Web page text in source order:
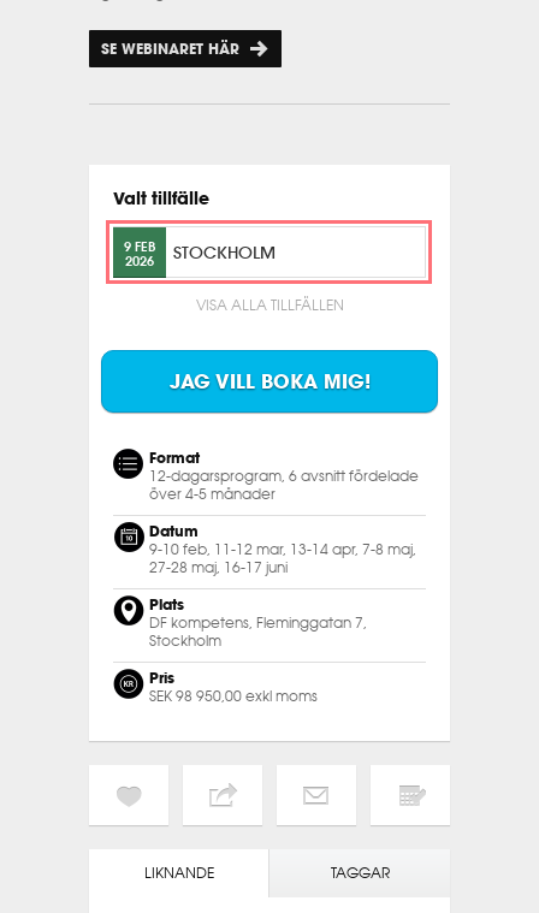
SE WEBINARET HÄR
Valt tillfälle
9 FEB
2026
STOCKHOLM
VISA ALLA TILLFÄLLEN
JAG VILL BOKA MIG!
Format
12-dagarsprogram, 6 avsnitt fördelade
över 4-5 månader
Datum
9-10 feb, 11-12 mar, 13-14 apr, 7-8 maj,
27-28 maj, 16-17 juni
Plats
DF kompetens, Fleminggatan 7,
Stockholm
Pris
SEK 98 950,00 exkl moms
LIKNANDE TAGGAR